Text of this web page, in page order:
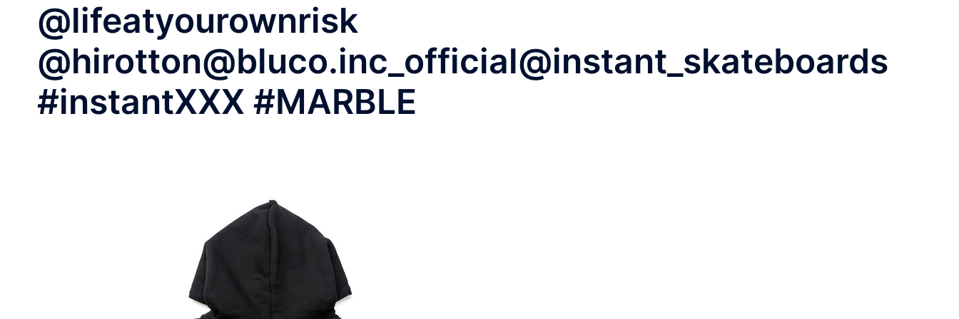
@lifeatyourownrisk
@hirotton@bluco.inc_official@instant_skateboards
#instantXXX #MARBLE